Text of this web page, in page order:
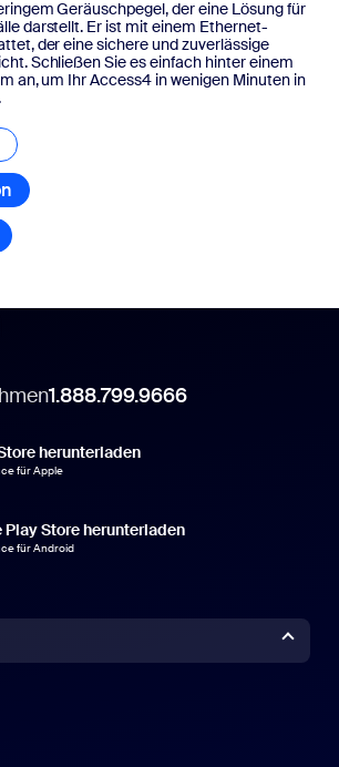
Geräuschpegel, der eine Lösung für
darstellt. Er ist mit einem Ethernet-
der eine sichere und zuverlässige
Schließen Sie es einfach hinter einem
an, um Ihr Access4 in wenigen Minuten in
Mehr erfahren
1.888.799.9666
herunterladen
für Apple
Play Store herunterladen
für Android